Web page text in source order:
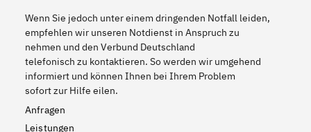
Wenn Sie jedoch unter einem dringenden Notfall leiden,
empfehlen wir unseren Notdienst in Anspruch zu
nehmen und den Verbund Deutschland
telefonisch zu kontaktieren. So werden wir umgehend
informiert und können Ihnen bei Ihrem Problem
sofort zur Hilfe eilen.
Anfragen
Leistungen